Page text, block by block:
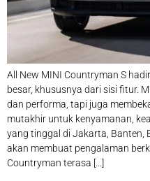
All New MINI Countryman S
besar, khususnya dari sisi fitur.
dan performa, tapi juga
mutakhir untuk kenyamanan,
yang tinggal di Jakarta, Banten,
akan membuat pengalaman
Countryman terasa […]